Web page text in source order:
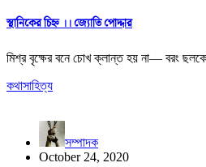
স্থানিকের চিহ্ন ।। জ্যোতি পোদ্দার
মিশ্র বৃক্ষের বনে চোখ ক্লান্ত হয় না— বরং
কথাসাহিত্য
সম্পাদক
October 24, 2020